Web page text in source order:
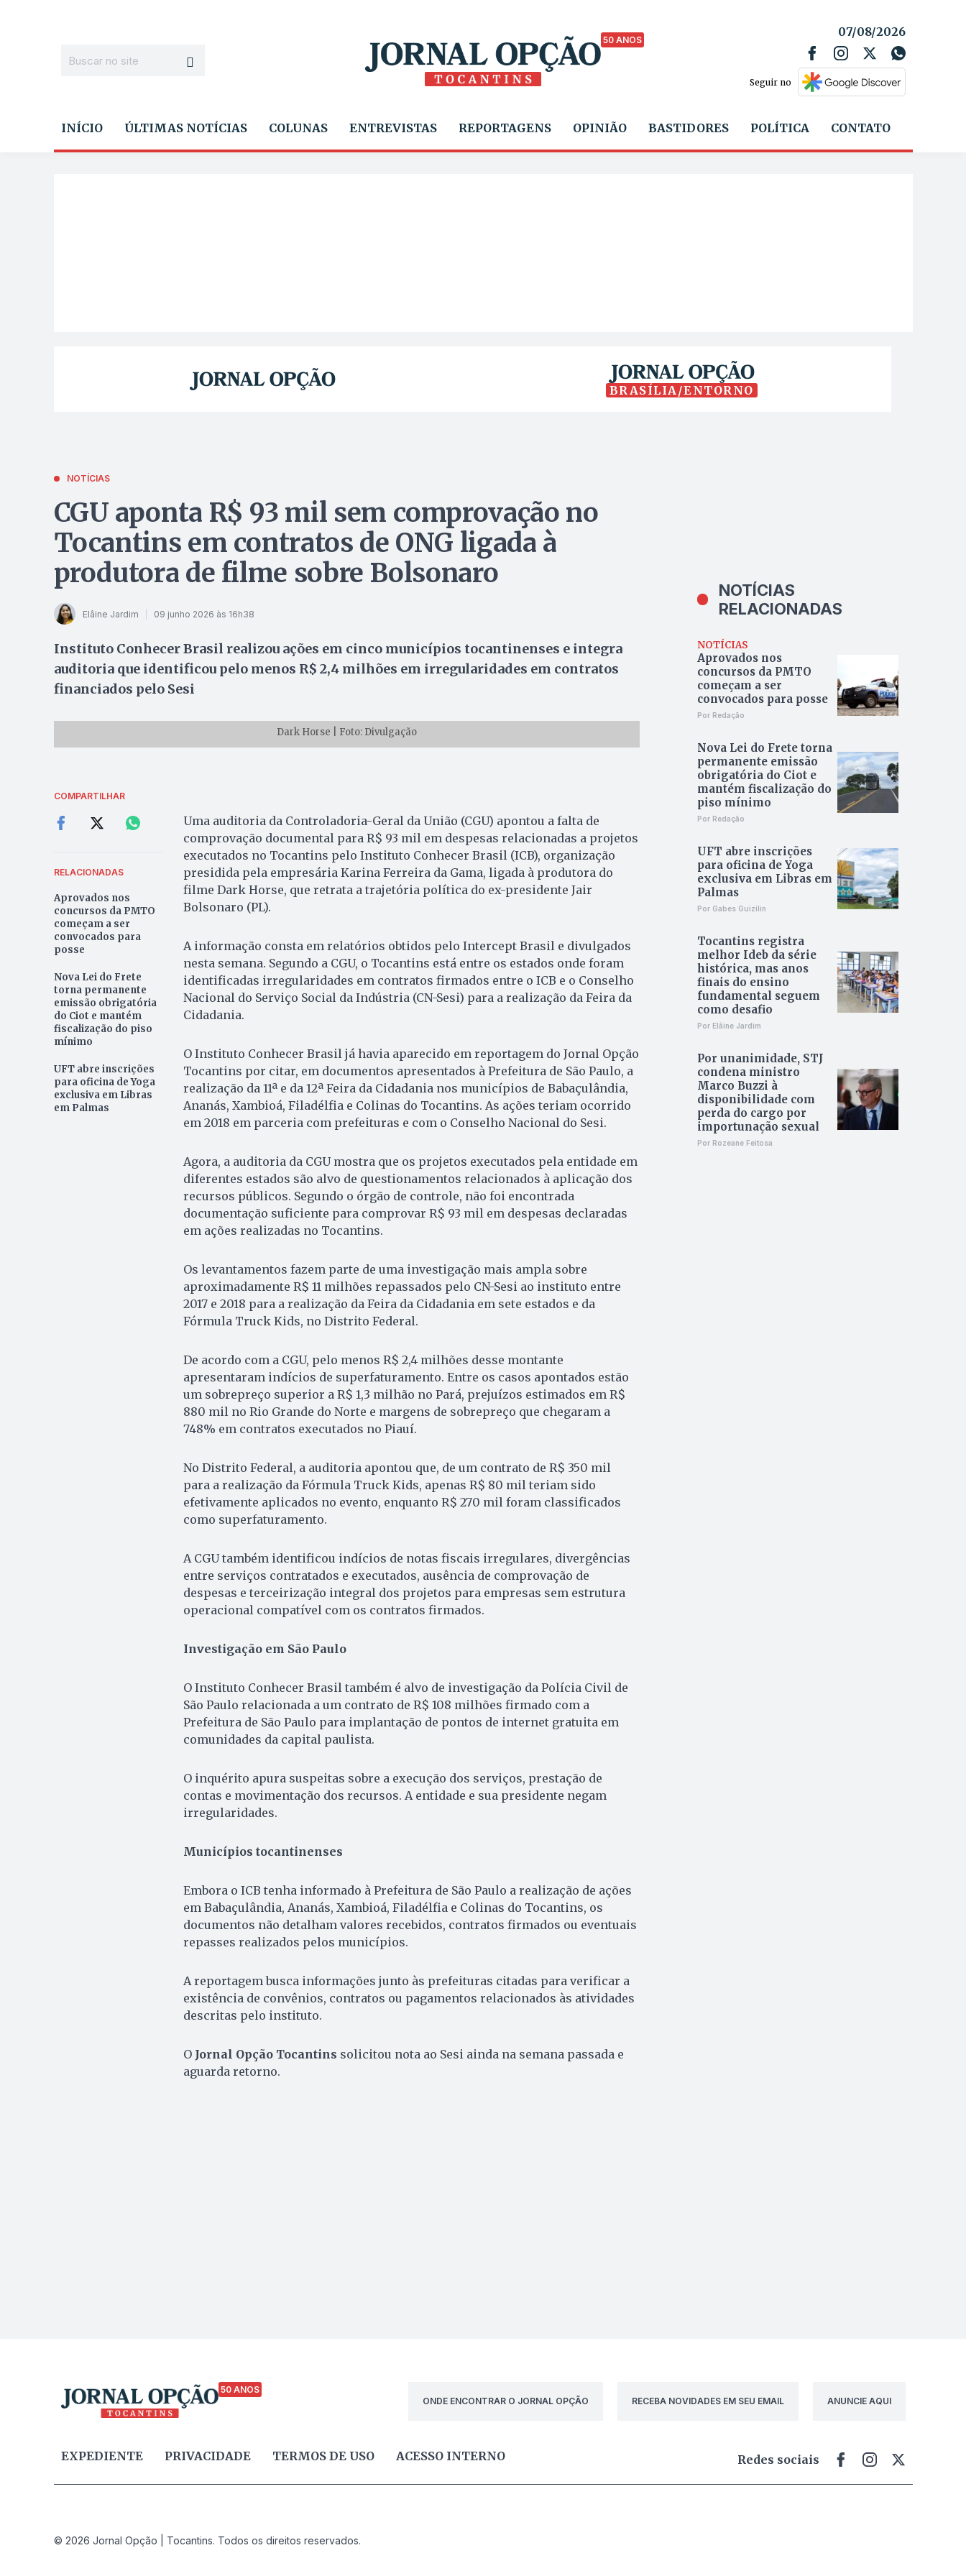
50 ANOS
07/08/2026
Seguir no
INÍCIO ÚLTIMAS NOTÍCIAS COLUNAS ENTREVISTAS REPORTAGENS OPINIÃO BASTIDORES POLÍTICA CONTATO
BRASÍLIA/ENTORNO
NOTÍCIAS
CGU aponta R$ 93 mil sem comprovação no
Tocantins em contratos de ONG ligada à
produtora de filme sobre Bolsonaro
Elâine Jardim 09 junho 2026 às 16h38
Instituto Conhecer Brasil realizou ações em cinco municípios tocantinenses e integra
auditoria que identificou pelo menos R$ 2,4 milhões em irregularidades em contratos
financiados pelo Sesi
Dark Horse | Foto: Divulgação
COMPARTILHAR
RELACIONADAS
Aprovados nos
concursos da PMTO
começam a ser
convocados para
posse
Nova Lei do Frete
torna permanente
emissão obrigatória
do Ciot e mantém
fiscalização do piso
mínimo
UFT abre inscrições
para oficina de Yoga
exclusiva em Libras
em Palmas
Uma auditoria da Controladoria-Geral da União (CGU) apontou a falta de
comprovação documental para R$ 93 mil em despesas relacionadas a projetos
executados no Tocantins pelo Instituto Conhecer Brasil (ICB), organização
presidida pela empresária Karina Ferreira da Gama, ligada à produtora do
filme Dark Horse, que retrata a trajetória política do ex-presidente Jair
Bolsonaro (PL).
A informação consta em relatórios obtidos pelo Intercept Brasil e divulgados
nesta semana. Segundo a CGU, o Tocantins está entre os estados onde foram
identificadas irregularidades em contratos firmados entre o ICB e o Conselho
Nacional do Serviço Social da Indústria (CN-Sesi) para a realização da Feira da
Cidadania.
O Instituto Conhecer Brasil já havia aparecido em reportagem do Jornal Opção
Tocantins por citar, em documentos apresentados à Prefeitura de São Paulo, a
realização da 11ª e da 12ª Feira da Cidadania nos municípios de Babaçulândia,
Ananás, Xambioá, Filadélfia e Colinas do Tocantins. As ações teriam ocorrido
em 2018 em parceria com prefeituras e com o Conselho Nacional do Sesi.
Agora, a auditoria da CGU mostra que os projetos executados pela entidade em
diferentes estados são alvo de questionamentos relacionados à aplicação dos
recursos públicos. Segundo o órgão de controle, não foi encontrada
documentação suficiente para comprovar R$ 93 mil em despesas declaradas
em ações realizadas no Tocantins.
Os levantamentos fazem parte de uma investigação mais ampla sobre
aproximadamente R$ 11 milhões repassados pelo CN-Sesi ao instituto entre
2017 e 2018 para a realização da Feira da Cidadania em sete estados e da
Fórmula Truck Kids, no Distrito Federal.
De acordo com a CGU, pelo menos R$ 2,4 milhões desse montante
apresentaram indícios de superfaturamento. Entre os casos apontados estão
um sobrepreço superior a R$ 1,3 milhão no Pará, prejuízos estimados em R$
880 mil no Rio Grande do Norte e margens de sobrepreço que chegaram a
748% em contratos executados no Piauí.
No Distrito Federal, a auditoria apontou que, de um contrato de R$ 350 mil
para a realização da Fórmula Truck Kids, apenas R$ 80 mil teriam sido
efetivamente aplicados no evento, enquanto R$ 270 mil foram classificados
como superfaturamento.
A CGU também identificou indícios de notas fiscais irregulares, divergências
entre serviços contratados e executados, ausência de comprovação de
despesas e terceirização integral dos projetos para empresas sem estrutura
operacional compatível com os contratos firmados.
Investigação em São Paulo
O Instituto Conhecer Brasil também é alvo de investigação da Polícia Civil de
São Paulo relacionada a um contrato de R$ 108 milhões firmado com a
Prefeitura de São Paulo para implantação de pontos de internet gratuita em
comunidades da capital paulista.
O inquérito apura suspeitas sobre a execução dos serviços, prestação de
contas e movimentação dos recursos. A entidade e sua presidente negam
irregularidades.
Municípios tocantinenses
Embora o ICB tenha informado à Prefeitura de São Paulo a realização de ações
em Babaçulândia, Ananás, Xambioá, Filadélfia e Colinas do Tocantins, os
documentos não detalham valores recebidos, contratos firmados ou eventuais
repasses realizados pelos municípios.
A reportagem busca informações junto às prefeituras citadas para verificar a
existência de convênios, contratos ou pagamentos relacionados às atividades
descritas pelo instituto.
OJornal Opção Tocantins solicitou nota ao Sesi ainda na semana passada e
aguarda retorno.
NOTÍCIAS
RELACIONADAS
NOTÍCIAS
Aprovados nos
concursos da PMTO
começam a ser
convocados para posse
Por Redação
Nova Lei do Frete torna
permanente emissão
obrigatória do Ciot e
mantém fiscalização do
piso mínimo
Por Redação
UFT abre inscrições
para oficina de Yoga
exclusiva em Libras em
Palmas
Por Gabes Guizilin
Tocantins registra
melhor Ideb da série
histórica, mas anos
finais do ensino
fundamental seguem
como desafio
Por Elâine Jardim
Por unanimidade, STJ
condena ministro
Marco Buzzi à
disponibilidade com
perda do cargo por
importunação sexual
Por Rozeane Feitosa
50 ANOS
ONDE ENCONTRAR O JORNAL OPÇÃO
RECEBA NOVIDADES EM SEU EMAIL ANUNCIE AQUI
EXPEDIENTE PRIVACIDADE TERMOS DE USO ACESSO INTERNO Redes sociais
© 2026 Jornal Opção | Tocantins. Todos os direitos reservados.